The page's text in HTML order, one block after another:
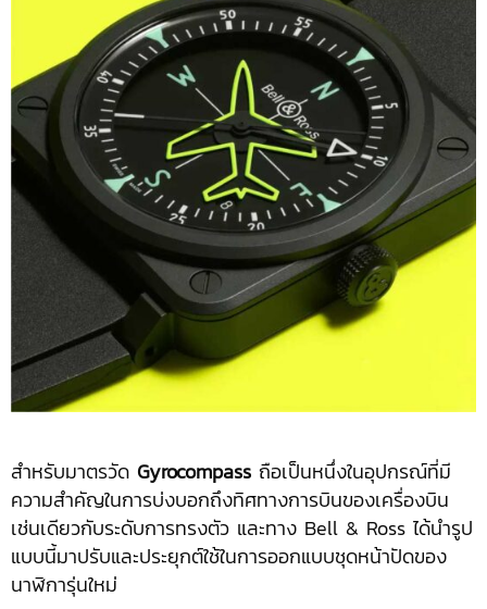
สำหรับมาตรวัด Gyrocompass ถือเป็นหนึ่งในอุปกรณ์ที่มี
ความสำคัญในการบ่งบอกถึงทิศทางการบินของเครื่องบิน
เช่นเดียวกับระดับการทรงตัว และทาง Bell & Ross ได้นำรูป
แบบนี้มาปรับและประยุกต์ใช้ในการออกแบบชุดหน้าปัดของ
นาฬิการุ่นใหม่